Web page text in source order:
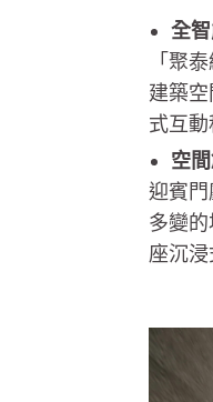
全
「聚
建築
式互
空
迎賓
多變
座沉